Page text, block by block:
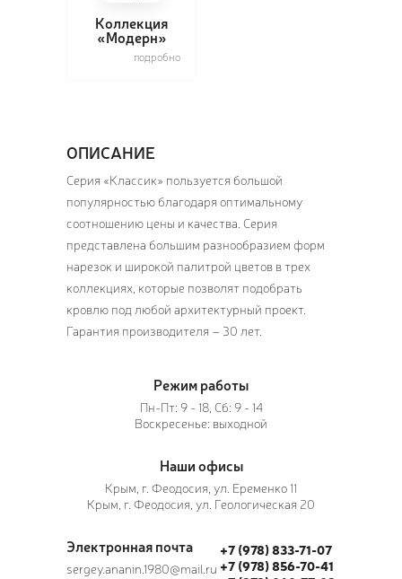
Коллекция
«Модерн»
подробно
ОПИСАНИЕ
Серия «Классик» пользуется большой
популярностью благодаря оптимальному
соотношению цены и качества. Серия
представлена большим разнообразием форм
нарезок и широкой палитрой цветов в трех
коллекциях, которые позволят подобрать
кровлю под любой архитектурный проект.
Гарантия производителя – 30 лет.
Режим работы
Пн-Пт: 9 - 18, Сб: 9 - 14
Воскресенье: выходной
Наши офисы
Крым, г. Феодосия, ул. Еременко 11
Крым, г. Феодосия, ул. Геологическая 20
Электронная почта
sergey.ananin.1980@mail.ru
+7 (978) 833-71-07
+7 (978) 856-70-41